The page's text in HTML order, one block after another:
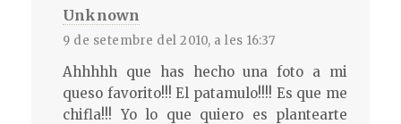
Unknown
9 de setembre del 2010, a les 16:37
Ahhhhh que has hecho una foto a mi
queso favorito!!! El patamulo!!!! Es que me
chifla!!! Yo lo que quiero es plantearte